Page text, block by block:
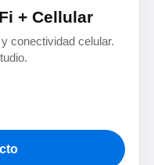
+ Cellular
conectividad celular.